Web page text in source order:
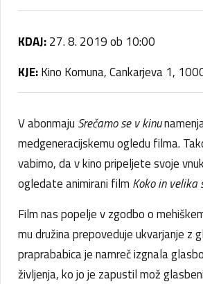
KDAJ:27. 8. 2019 ob 10:00
KJE:Kino Komuna, Cankarjeva 1,
V abonmaju Srečamo se v kinu
medgeneracijskemu ogledu filma.
vabimo, da v kino pripeljete svoje
ogledate animirani film Koko in velika
Film nas popelje v zgodbo o
mu družina prepoveduje ukvarjanje z
praprababica je namreč izgnala
življenja, ko jo je zapustil mož